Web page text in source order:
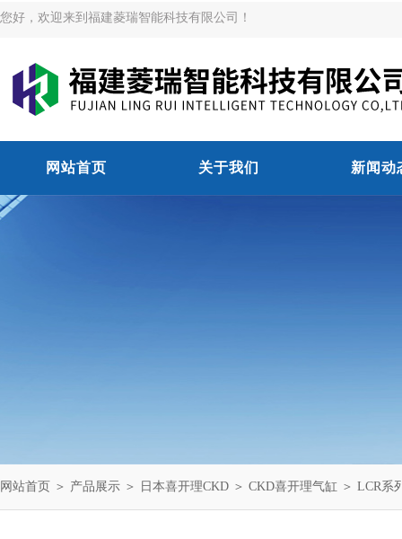
您好，欢迎来到福建菱瑞智能科技有限公司！
网站首页 关于我们 新闻动
网站首页 ＞ 产品展示 ＞ 日本喜开理CKD ＞ CKD喜开理气缸 ＞ LCR系